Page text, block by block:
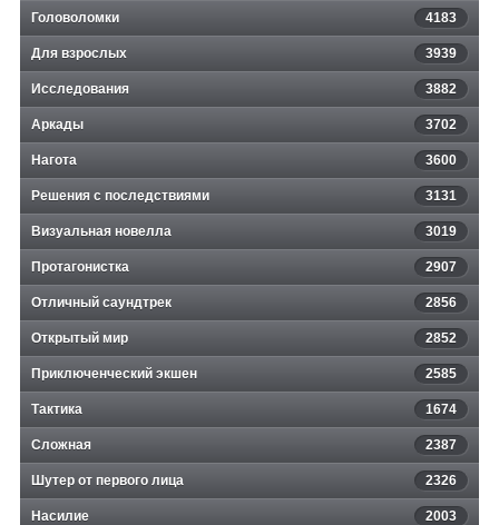
Головоломки 4183
Для взрослых 3939
Исследования 3882
Аркады 3702
Нагота 3600
Решения с последствиями 3131
Визуальная новелла 3019
Протагонистка 2907
Отличный саундтрек 2856
Открытый мир 2852
Приключенческий экшен 2585
Тактика 1674
Сложная 2387
Шутер от первого лица 2326
Насилие 2003